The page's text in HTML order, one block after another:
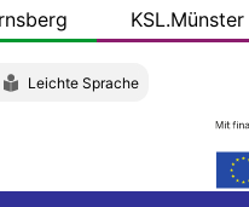
KSL.Münster
Leichte Sprache